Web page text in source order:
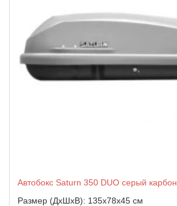
Автобокс Saturn 350 DUO серый карбон
Размер (ДхШхВ): 135x78x45 см